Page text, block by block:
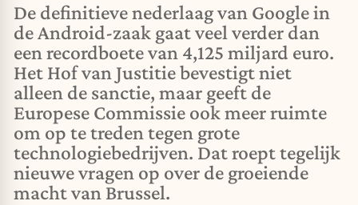
De definitieve nederlaag van Google in
de Android-zaak gaat veel verder dan
een recordboete van 4,125 miljard euro.
Het Hof van Justitie bevestigt niet
alleen de sanctie, maar geeft de
Europese Commissie ook meer ruimte
om op te treden tegen grote
technologiebedrijven. Dat roept tegelijk
nieuwe vragen op over de groeiende
macht van Brussel.